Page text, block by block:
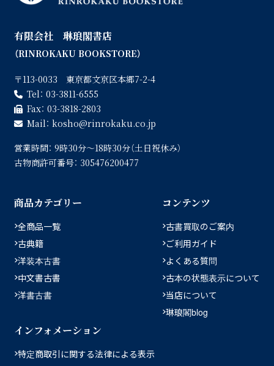
有限会社 琳琅閣書店
（RINROKAKU BOOKSTORE）
〒113-0033 東京都文京区本郷7-2-4
Tel： 03-3811-6555
Fax： 03-3818-2803
Mail： kosho
rinrokaku.co.jp
営業時間： 9時30分〜18時30分（土日祝休み）
古物商許可番号： 305476200477
商品カテゴリー
全商品一覧
古典籍
洋装本古書
中文書古書
洋書古書
コンテンツ
古書買取のご案内
ご利用ガイド
よくある質問
古本の状態表示について
当店について
琳琅閣blog
インフォメーション
特定商取引に関する法律による表示